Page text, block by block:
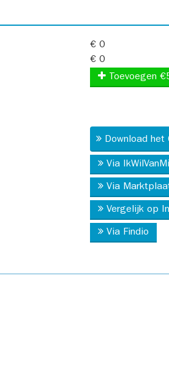
€ 0
€ 0
Toevoegen
Download
Via
Via
Vergelijk op
Via Findio